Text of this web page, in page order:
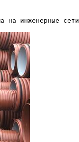
на инженерные сети